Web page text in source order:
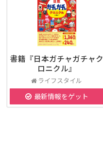
書籍『日本ガチャガチャク
ロニクル』
ライフスタイル
最新情報をゲット